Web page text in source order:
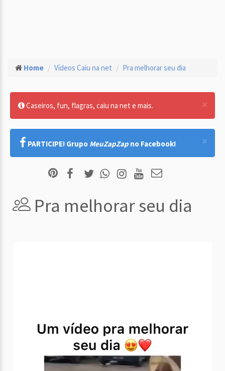
Home Vídeos Caiu na net Pra melhorar seu dia
×
Caseiros, fun, flagras, caiu na net e mais.
×
PARTICIPE! Grupo MeuZapZap no Facebook!
Pra melhorar seu dia